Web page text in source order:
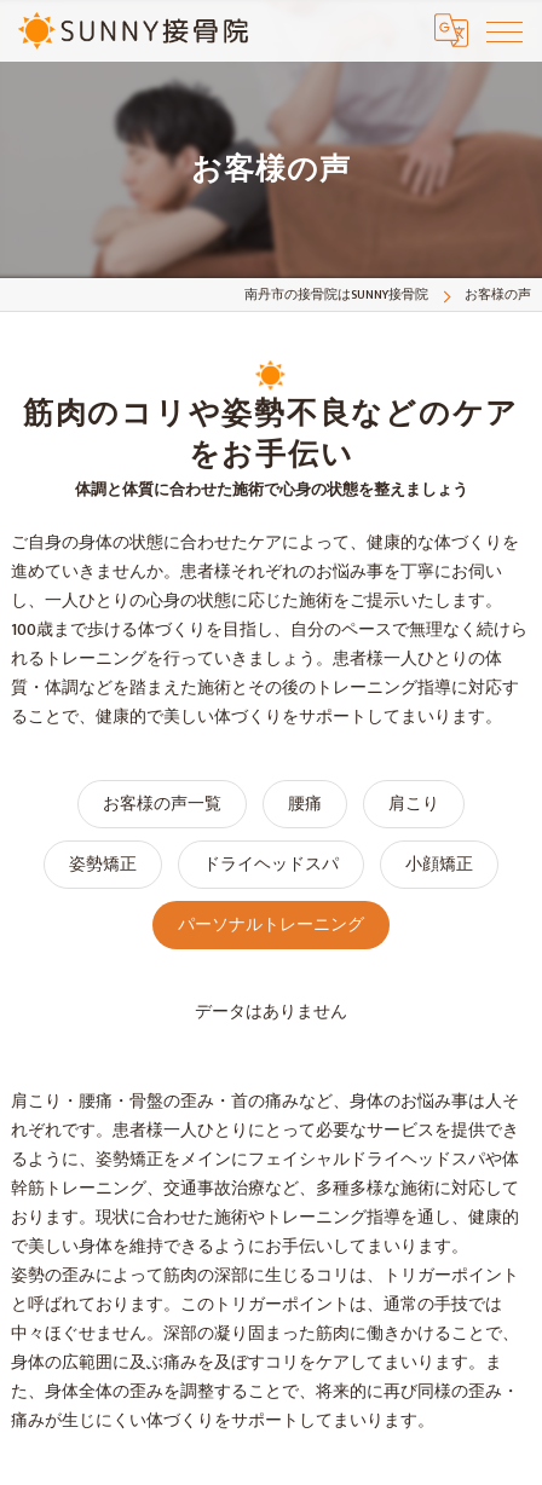
お客様の声
南丹市の接骨院はSUNNY接骨院 お客様の声
筋肉のコリや姿勢不良などのケア
をお手伝い
体調と体質に合わせた施術で心身の状態を整えましょう
ご自身の身体の状態に合わせたケアによって、健康的な体づくりを
進めていきませんか。患者様それぞれのお悩み事を丁寧にお伺い
し、一人ひとりの心身の状態に応じた施術をご提示いたします。
100歳まで歩ける体づくりを目指し、自分のペースで無理なく続けら
れるトレーニングを行っていきましょう。患者様一人ひとりの体
質・体調などを踏まえた施術とその後のトレーニング指導に対応す
ることで、健康的で美しい体づくりをサポートしてまいります。
お客様の声一覧 腰痛 肩こり
姿勢矯正 ドライヘッドスパ 小顔矯正
パーソナルトレーニング
データはありません
肩こり・腰痛・骨盤の歪み・首の痛みなど、身体のお悩み事は人そ
れぞれです。患者様一人ひとりにとって必要なサービスを提供でき
るように、姿勢矯正をメインにフェイシャルドライヘッドスパや体
幹筋トレーニング、交通事故治療など、多種多様な施術に対応して
おります。現状に合わせた施術やトレーニング指導を通し、健康的
で美しい身体を維持できるようにお手伝いしてまいります。
姿勢の歪みによって筋肉の深部に生じるコリは、トリガーポイント
と呼ばれております。このトリガーポイントは、通常の手技では
中々ほぐせません。深部の凝り固まった筋肉に働きかけることで、
身体の広範囲に及ぶ痛みを及ぼすコリをケアしてまいります。ま
た、身体全体の歪みを調整することで、将来的に再び同様の歪み・
痛みが生じにくい体づくりをサポートしてまいります。